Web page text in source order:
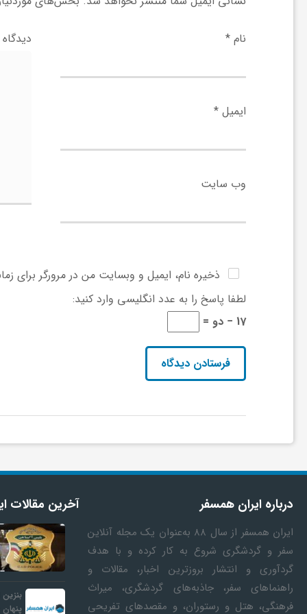
ل
نام *
ایمیل *
وب‌ سایت
ذخیره نام، ایمیل و وبسایت من در مرورگر برای
لطفا پاسخ را به عدد انگلیسی وارد کنید:
17 − دو =
درباره ایران همسفر
ایران همسفر
از سال ۸۸ به‎‌عنوان یک مجله آنلاین
سفر و گردشگری شروع به کار کرده و با هدف
گردآوری و انتشار بروزترین اخبار، مقالات و
راهنماهای سفر، جاذبه‌های گردشگری، میراث
فرهنگی، هتل و رستوران، و مقصدهای تفریحی
آخرین مقالات